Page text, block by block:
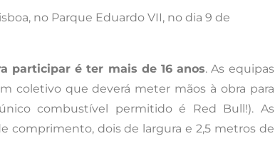
no Parque Eduardo VII, no dia 9 de
participar é ter mais de 16 anos. As equipas
coletivo que deverá meter mãos à obra para
combustível permitido é Red Bull!). As
comprimento, dois de largura e 2,5 metros de